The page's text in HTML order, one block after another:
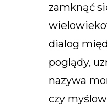
zamknąć
dialog
poglądy,
nazywa
czy